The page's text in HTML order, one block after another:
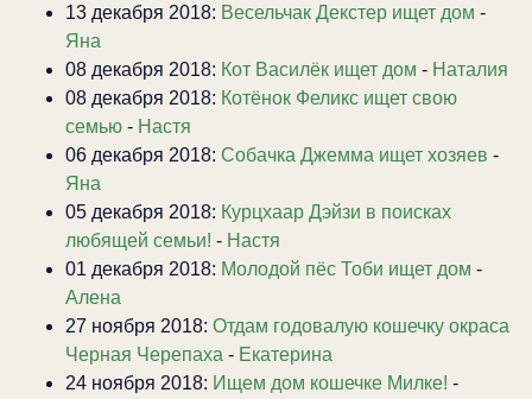
13 декабря 2018: Весельчак Декстер ищет дом -
Яна
08 декабря 2018: Кот Василёк ищет дом - Наталия
08 декабря 2018: Котёнок Феликс ищет свою
семью - Настя
06 декабря 2018: Собачка Джемма ищет хозяев -
Яна
05 декабря 2018: Курцхаар Дэйзи в поисках
любящей семьи! - Настя
01 декабря 2018: Молодой пёс Тоби ищет дом -
Алена
27 ноября 2018: Отдам годовалую кошечку окраса
Черная Черепаха - Екатерина
24 ноября 2018: Ищем дом кошечке Милке! -